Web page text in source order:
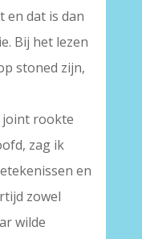
en dat is dan
Bij het lezen
stoned zijn,
joint rookte
zag ik
en
zowel
wilde